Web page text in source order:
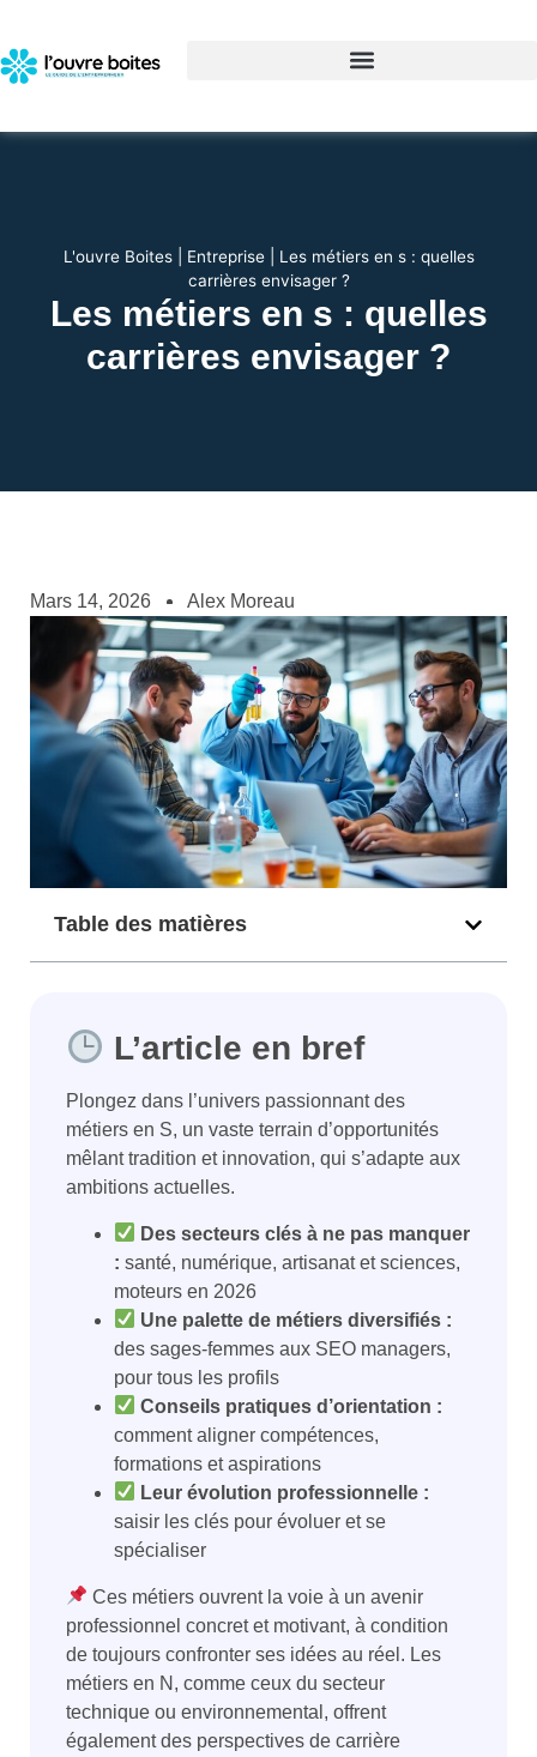
L'ouvre Boites| Entreprise| Les métiers en s : quelles
carrières envisager ?
Les métiers en s : quelles
carrières envisager ?
Mars 14, 2026 Alex Moreau
Table des matières
L’article en bref
Plongez dans l’univers passionnant des
métiers en S, un vaste terrain d’opportunités
mêlant tradition et innovation, qui s’adapte aux
ambitions actuelles.
Des secteurs clés à ne pas manquer
: santé, numérique, artisanat et sciences,
moteurs en 2026
Une palette de métiers diversifiés :
des sages-femmes aux SEO managers,
pour tous les profils
Conseils pratiques d’orientation :
comment aligner compétences,
formations et aspirations
Leur évolution professionnelle :
saisir les clés pour évoluer et se
spécialiser
Ces métiers ouvrent la voie à un avenir
professionnel concret et motivant, à condition
de toujours confronter ses idées au réel. Les
métiers en N, comme ceux du secteur
technique ou environnemental, offrent
également des perspectives de carrière